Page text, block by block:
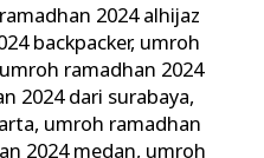
2024 alhijaz
backpacker, umroh
umroh ramadhan 2024
2024 dari surabaya,
, umroh ramadhan
2024 medan, umroh